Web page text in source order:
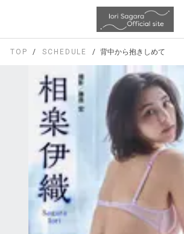
TOP SCHEDULE 背中から抱きしめて